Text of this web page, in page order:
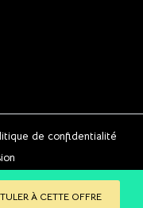
À CETTE OFFRE
de confidentialité